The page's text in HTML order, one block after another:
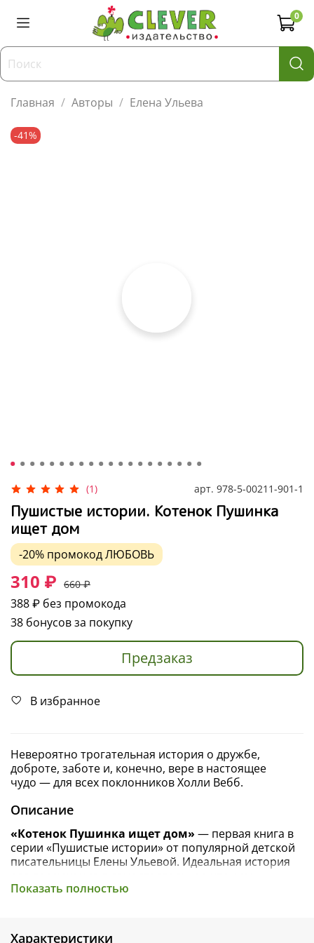
0
Главная Авторы Елена Ульева
-41%
(1) арт. 978-5-00211-901-1
Пушистые истории. Котенок Пушинка
ищет дом
-20% промокодЛЮБОВЬ
310 ₽ 660 ₽
388 ₽ без промокода
38 бонусов за покупку
Предзаказ
В избранное
Невероятно трогательная история о дружбе,
доброте, заботе и, конечно, вере в настоящее
чудо — для всех поклонников Холли Вебб.
Описание
«Котенок Пушинка ищет дом» — первая книга в
серии «Пушистые истории» от популярной детской
писательницы Елены Ульевой. Идеальная история
приключения сверстников, драматичный милый
Показать полностью
Характеристики